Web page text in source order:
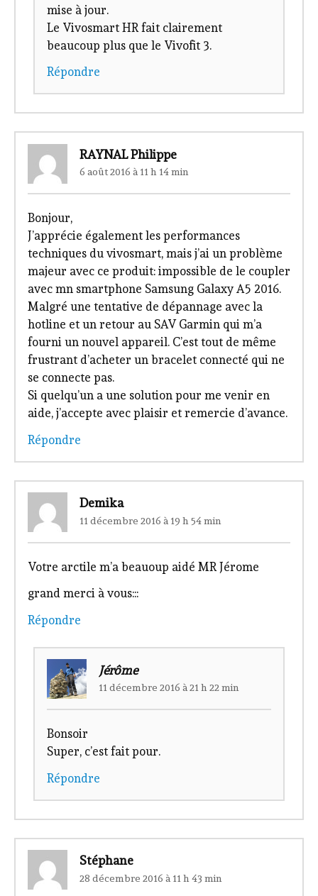
mise à jour.
Le Vivosmart HR fait clairement
beaucoup plus que le Vivofit 3.
Répondre
RAYNAL Philippe
6 août 2016 à 11 h 14 min
Bonjour,
J’apprécie également les performances
techniques du vivosmart, mais j’ai un problème
majeur avec ce produit: impossible de le coupler
avec mn smartphone Samsung Galaxy A5 2016.
Malgré une tentative de dépannage avec la
hotline et un retour au SAV Garmin qui m’a
fourni un nouvel appareil. C’est tout de même
frustrant d’acheter un bracelet connecté qui ne
se connecte pas.
Si quelqu’un a une solution pour me venir en
aide, j’accepte avec plaisir et remercie d’avance.
Répondre
Demika
11 décembre 2016 à 19 h 54 min
Votre arctile m’a beauoup aidé MR Jérome
grand merci à vous:::
Répondre
Jérôme
11 décembre 2016 à 21 h 22 min
Bonsoir
Super, c’est fait pour.
Répondre
Stéphane
28 décembre 2016 à 11 h 43 min